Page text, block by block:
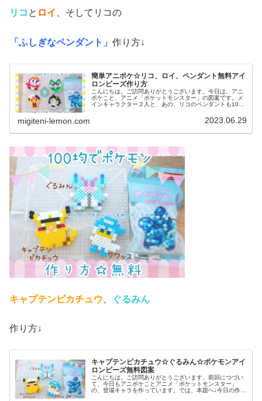
リコ と ロイ 、そしてリコの
「ふしぎなペンダント」 作り方↓
簡単アニポケ☆リコ、ロイ、ペンダント無料アイ
ロンビーズ作り方
こんにちは。ご訪問ありがとうございます。今日は、アニ
ポケこと、アニメ「ポケットモンスター」の図案です。メ
インキャラクター２人と、あの、リコのペンダントも100
migiteni-lemon.com 2023.06.29
キャプテンピカチュウ ぐるみん
作り方↓
キャプテンピカチュウ☆ぐるみん☆ポケモンアイ
ロンビーズ無料図案
こんにちは。ご訪問ありがとうございます。前回につづい
て、今日もアニポケことアニメ「ポケットモンスター」
の、登場キャラを作っています。では、本題へ↓今日の作品